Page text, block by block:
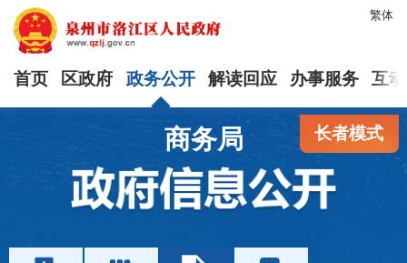
繁体
首页 区政府 政务公开 解读回应 办事服务 互
长者模式
商务局